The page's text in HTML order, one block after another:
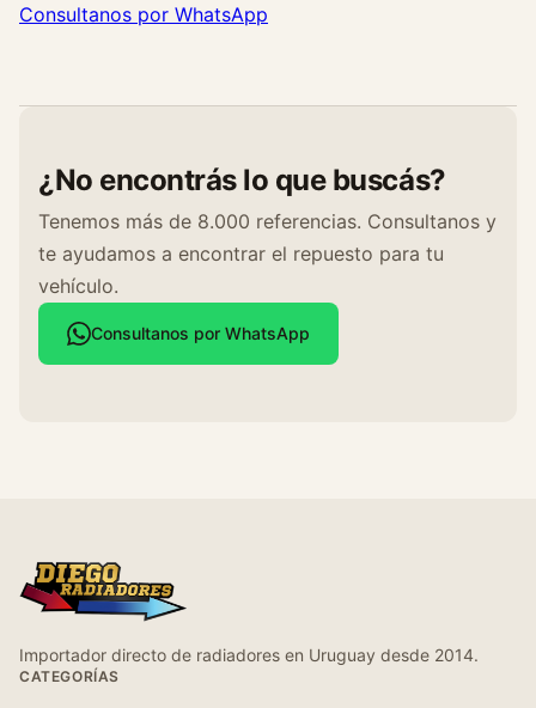
Consultanos por WhatsApp
¿No encontrás lo que buscás?
Tenemos más de 8.000 referencias. Consultanos y
te ayudamos a encontrar el repuesto para tu
vehículo.
Consultanos por WhatsApp
Importador directo de radiadores en Uruguay desde 2014.
CATEGORÍAS